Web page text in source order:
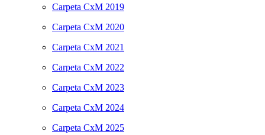
Carpeta CxM 2019
Carpeta CxM 2020
Carpeta CxM 2021
Carpeta CxM 2022
Carpeta CxM 2023
Carpeta CxM 2024
Carpeta CxM 2025